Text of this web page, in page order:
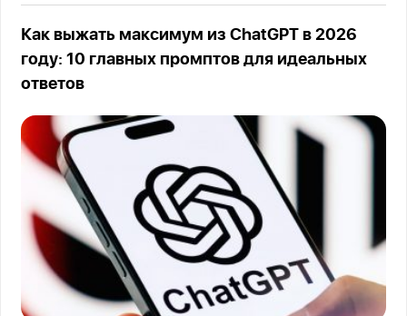
Как выжать максимум из ChatGPT в 2026
году: 10 главных промптов для идеальных
ответов